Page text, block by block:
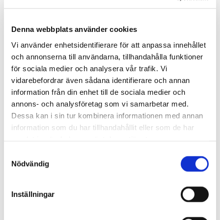
Denna webbplats använder cookies
Vi använder enhetsidentifierare för att anpassa innehållet
och annonserna till användarna, tillhandahålla funktioner
för sociala medier och analysera vår trafik. Vi
vidarebefordrar även sådana identifierare och annan
information från din enhet till de sociala medier och
annons- och analysföretag som vi samarbetar med.
Dessa kan i sin tur kombinera informationen med annan
information som du har tillhandahållit eller som de har
Nödvändig
Inställningar
moderna pedagogiska metoder.
Spara pengar
Ni sparar pengar genom att vi kommer till er. Slipp
dyra hotell- och reskostnader.
Flexibel partner
Ni får en flexibel samarbetspartner som kan stötta er
i hela eller delar av arbetsmiljöarbetet.
Arbetsmiljö
En bra arbetsmiljö är en investering för alla
ETT URVAL AV VÅRA KUNDER